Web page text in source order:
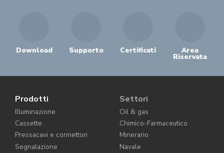
Download Supporto Certificati Area
Riservata
Prodotti
Illuminazione
Cassette
Pressacavi e connettori
Segnalazione
Settori
Oil & gas
Chimico-Farmaceutico
Minerario
Navale